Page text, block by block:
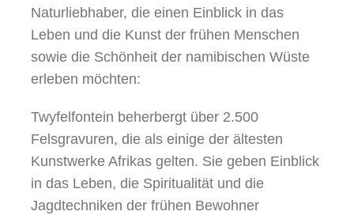
Naturliebhaber, die einen Einblick in das
Leben und die Kunst der frühen Menschen
sowie die Schönheit der namibischen Wüste
erleben möchten:
Twyfelfontein beherbergt über 2.500
Felsgravuren, die als einige der ältesten
Kunstwerke Afrikas gelten. Sie geben Einblick
in das Leben, die Spiritualität und die
Jagdtechniken der frühen Bewohner